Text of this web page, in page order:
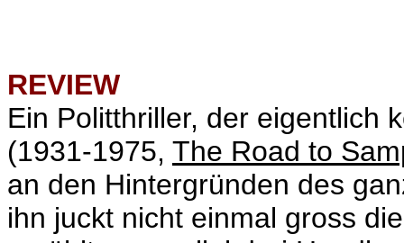
REVIEW
Ein Politthriller, der eigentlich
(1931-1975, The Road to
an den Hintergründen des
ihn juckt nicht einmal gross